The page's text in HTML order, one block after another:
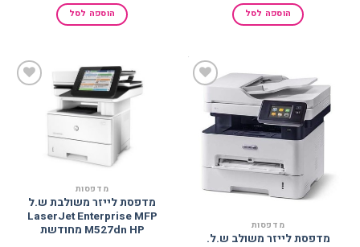
היה:
₪933.90.
הוספה לסל היה:
₪1,098.90.הוספה לסל
למועדפים
מדפסות
מדפסת לייזר משולב ש.ל.
מדפסות
מדפסת לייזר משולבת ש.ל
LaserJet Enterprise MFP
M527dn‎ HP מחודשת